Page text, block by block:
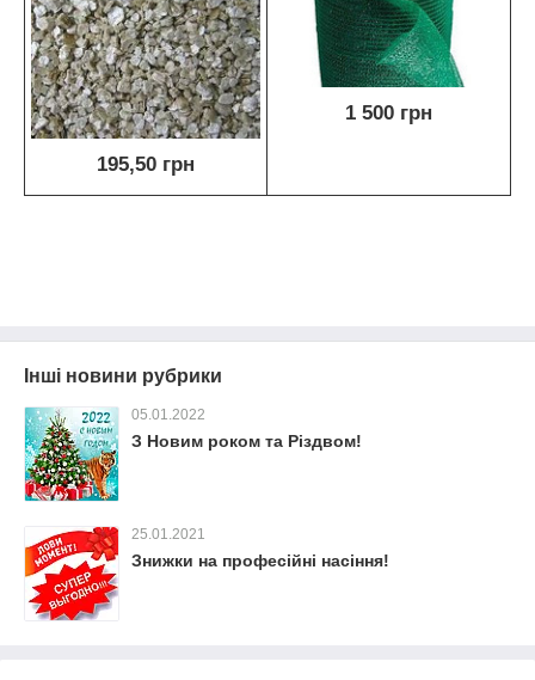
195,50 грн
1 500 грн
Інші новини рубрики
05.01.2022
З Новим роком та Різдвом!
25.01.2021
Знижки на професійні насіння!